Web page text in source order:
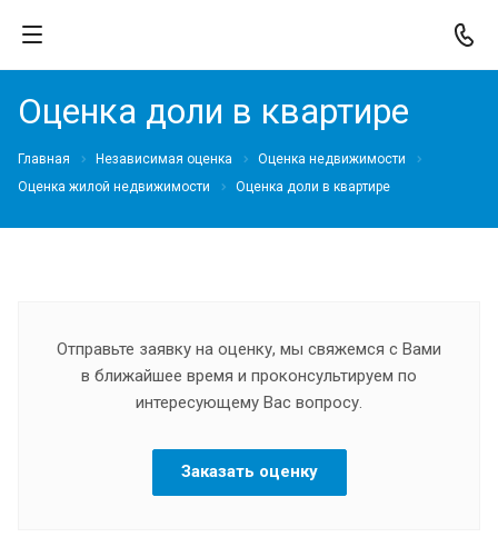
Оценка доли в квартире
Главная Независимая оценка
Оценка недвижимости
Оценка жилой недвижимости
Оценка доли в квартире
Отправьте заявку на оценку, мы свяжемся с Вами
в ближайшее время и проконсультируем по
интересующему Вас вопросу.
Заказать оценку